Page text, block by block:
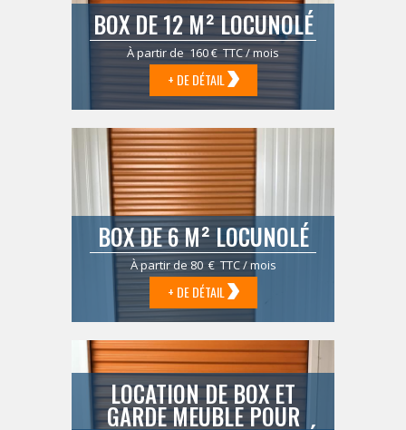
BOX DE 12 M² LOCUNOLÉ
À partir de 160 € TTC / mois
+ DE DÉTAIL
BOX DE 6 M² LOCUNOLÉ
À partir de 80 € TTC / mois
+ DE DÉTAIL
LOCATION DE BOX ET
GARDE MEUBLE POUR